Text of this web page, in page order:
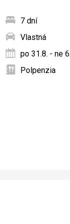
7 dní
Vlastná
po 31.8. - ne
Polpenzia